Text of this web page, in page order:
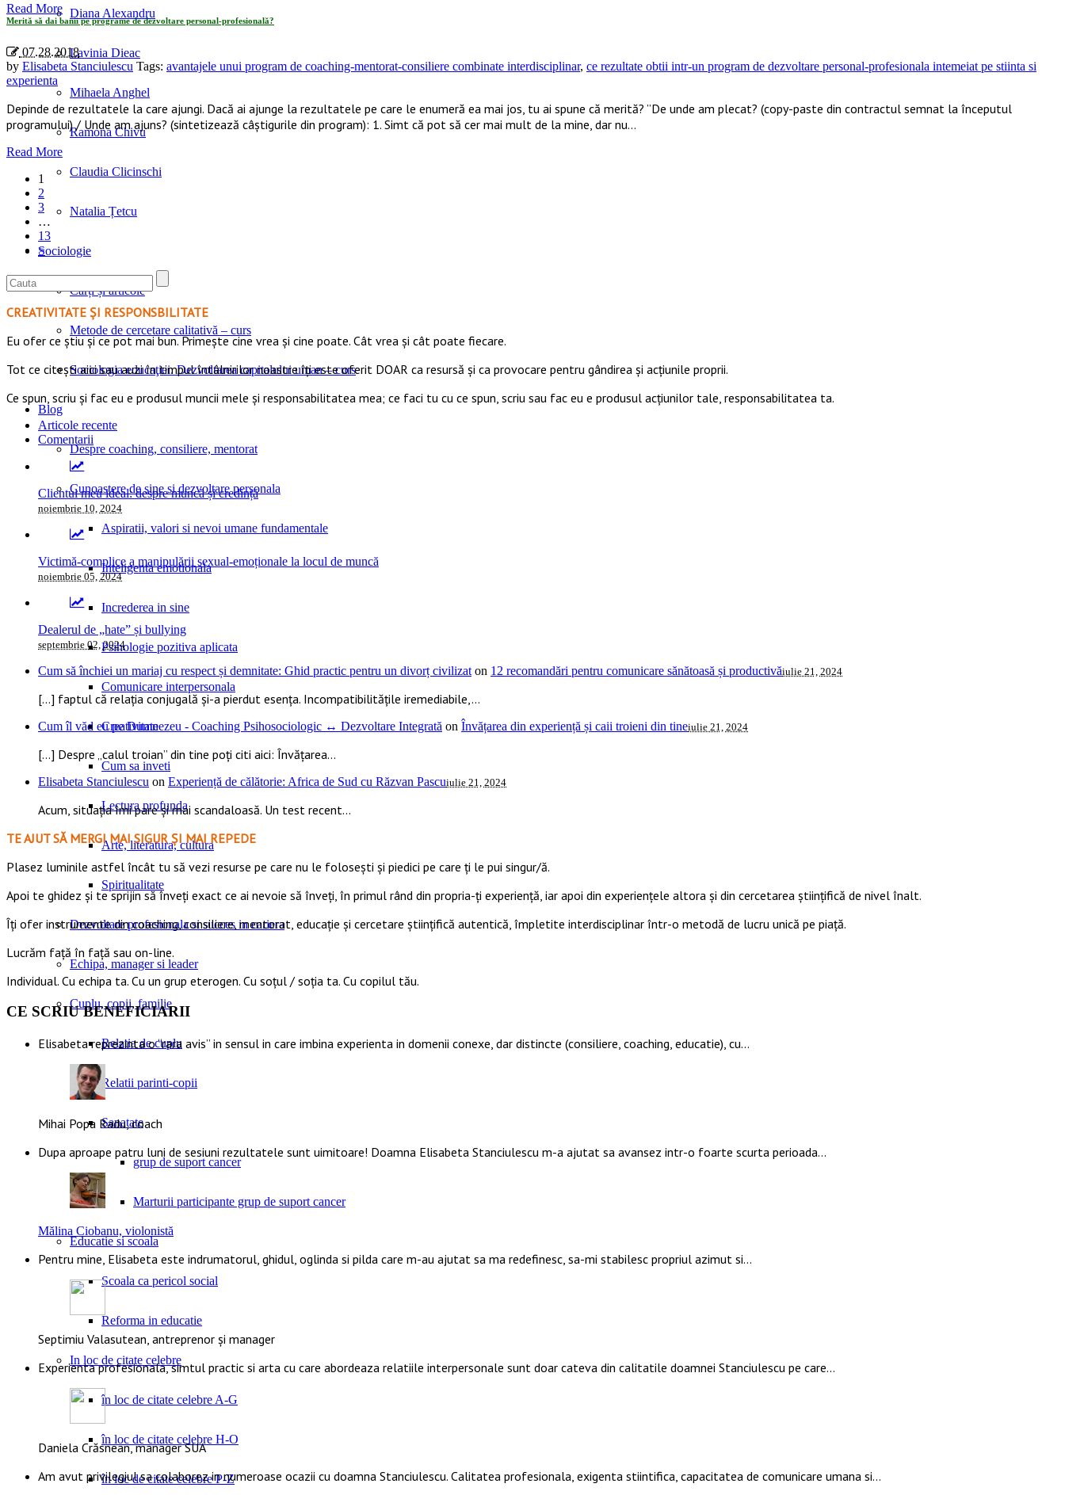
Diana Alexandru
Lavinia Dieac
Mihaela Anghel
Ramona Chivu
Claudia Clicinschi
Natalia Țetcu
Sociologie
Cărți și articole
Metode de cercetare calitativă – curs
Sociologia educaţiei. Dezvoltarea capitalului uman – curs
Blog
Despre coaching, consiliere, mentorat
Cunoastere de sine si dezvoltare personala
Aspiratii, valori si nevoi umane fundamentale
Inteligenta emotionala
Increderea in sine
Psihologie pozitiva aplicata
Comunicare interpersonala
Creativitate
Cum sa inveti
Lectura profunda
Arte, literatura, cultura
Spiritualitate
Dezvoltare profesionala si succes in cariera
Echipa, manager si leader
Cuplu, copii, familie
Relatia de cuplu
Relatii parinti-copii
Sanatate
grup de suport cancer
Marturii participante grup de suport cancer
Educatie si scoala
Scoala ca pericol social
Reforma in educatie
In loc de citate celebre
în loc de citate celebre A-G
în loc de citate celebre H-O
în loc de citate celebre P-Z
Read More
Merită să dai banii pe programe de dezvoltare personal-profesională?
07.28.2018
by Elisabeta Stanciulescu Tags: avantajele unui program de coaching-mentorat-consiliere combinate interdisciplinar, ce rezultate obtii intr-un program de dezvoltare personal-profesionala intemeiat pe stiinta si
experienta
Depinde de rezultatele la care ajungi. Dacă ai ajunge la rezultatele pe care le enumeră ea mai jos, tu ai spune că merită? ”De unde am plecat? (copy-paste din contractul semnat la începutul
programului) / Unde am ajuns? (sintetizează câștigurile din program): 1. Simt că pot să cer mai mult de la mine, dar nu…
Read More
1
2
3
…
13
>
CREATIVITATE ȘI RESPONSBILITATE
Eu ofer ce ştiu şi ce pot mai bun. Primeşte cine vrea şi cine poate. Cât vrea şi cât poate fiecare.
Tot ce citești aici sau auzi în timpul întâlnirilor noastre îți este oferit DOAR ca resursă şi ca provocare pentru gândirea și acţiunile proprii.
Ce spun, scriu și fac eu e produsul muncii mele și responsabilitatea mea; ce faci tu cu ce spun, scriu sau fac eu e produsul acțiunilor tale, responsabilitatea ta.
Articole recente
Comentarii
Clientul meu ideal: despre muncă și credință
noiembrie 10, 2024
Victimă-complice a manipulării sexual-emoționale la locul de muncă
noiembrie 05, 2024
Dealerul de „hate” și bullying
septembrie 02, 2024
Cum să închiei un mariaj cu respect și demnitate: Ghid practic pentru un divorț civilizat on 12 recomandări pentru comunicare sănătoasă și productivăiulie 21, 2024
[…] faptul că relația conjugală și-a pierdut esența. Incompatibilitățile iremediabile,...
Cum îl văd eu pe Dumnezeu - Coaching Psihosociologic ↔ Dezvoltare Integrată on Învățarea din experiență și caii troieni din tineiulie 21, 2024
[…] Despre „calul troian” din tine poți citi aici: Învățarea...
Elisabeta Stanciulescu on Experiență de călătorie: Africa de Sud cu Răzvan Pascuiulie 21, 2024
Acum, situația îmi pare și mai scandaloasă. Un test recent...
TE AJUT SĂ MERGI MAI SIGUR ȘI MAI REPEDE
​​Plasez luminile astfel încât tu să vezi resurse pe care nu le folosești și piedici pe care ți le pui singur/ă.
Apoi te ghidez și te sprijin să înveți exact ce ai nevoie să înveți, în primul rând din propria-ți experiență, iar apoi din experiențele altora și din cercetarea științifică de nivel înalt.
Îți ofer instrumente din coaching, consiliere, mentorat, educație și cercetare științifică autentică, împletite interdisciplinar într-o metodă de lucru unică pe piață.
Lucrăm față în față sau on-line.
Individual. Cu echipa ta. Cu un grup eterogen. Cu soțul / soția ta. Cu copilul tău.
CE SCRIU BENEFICIARII
Elisabeta reprezinta o “rara avis” in sensul in care imbina experienta in domenii conexe, dar distincte (consiliere, coaching, educatie), cu…
Mihai Popa Radu, coach
Dupa aproape patru luni de sesiuni rezultatele sunt uimitoare! Doamna Elisabeta Stanciulescu m-a ajutat sa avansez intr-o foarte scurta perioada…
Mălina Ciobanu, violonistă
Pentru mine, Elisabeta este indrumatorul, ghidul, oglinda si pilda care m-au ajutat sa ma redefinesc, sa-mi stabilesc propriul azimut si…
Septimiu Valasutean, antreprenor și manager
Experienta profesionala, simtul practic si arta cu care abordeaza relatiile interpersonale sunt doar cateva din calitatile doamnei Stanciulescu pe care…
Daniela Crăsnean, manager SUA
Am avut privilegiul sa colaborez in numeroase ocazii cu doamna Stanciulescu. Calitatea profesionala, exigenta stiintifica, capacitatea de comunicare umana si…